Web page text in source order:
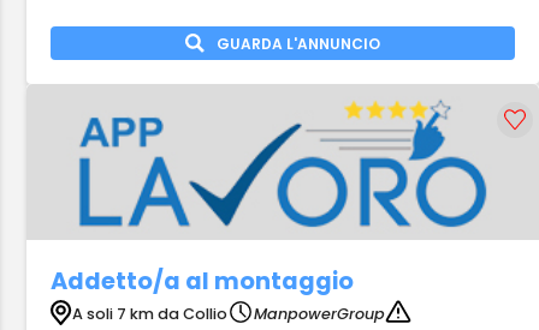
GUARDA L'ANNUNCIO
Addetto/a al montaggio
A soli 7 km da Collio
ManpowerGroup